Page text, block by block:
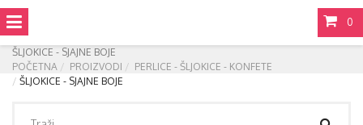
0
ŠLJOKICE - SJAJNE BOJE
POČETNA
PROIZVODI
PERLICE - ŠLJOKICE - KONFETE
ŠLJOKICE - SJAJNE BOJE